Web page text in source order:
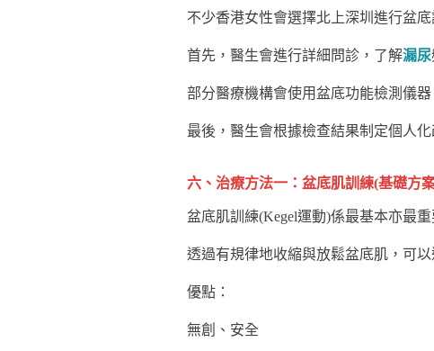
不少香港女性會選擇北上深圳進行盆底
首先，醫生會進行詳細問診，了解漏尿
部分醫療機構會使用盆底功能檢測儀
最後，醫生會根據檢查結果制定個人化
六、治療方法一：盆底肌訓練(基礎方
盆底肌訓練(Kegel運動)係最基本亦最重
透過有規律地收縮與放鬆盆底肌，可以
優點：
無創、安全